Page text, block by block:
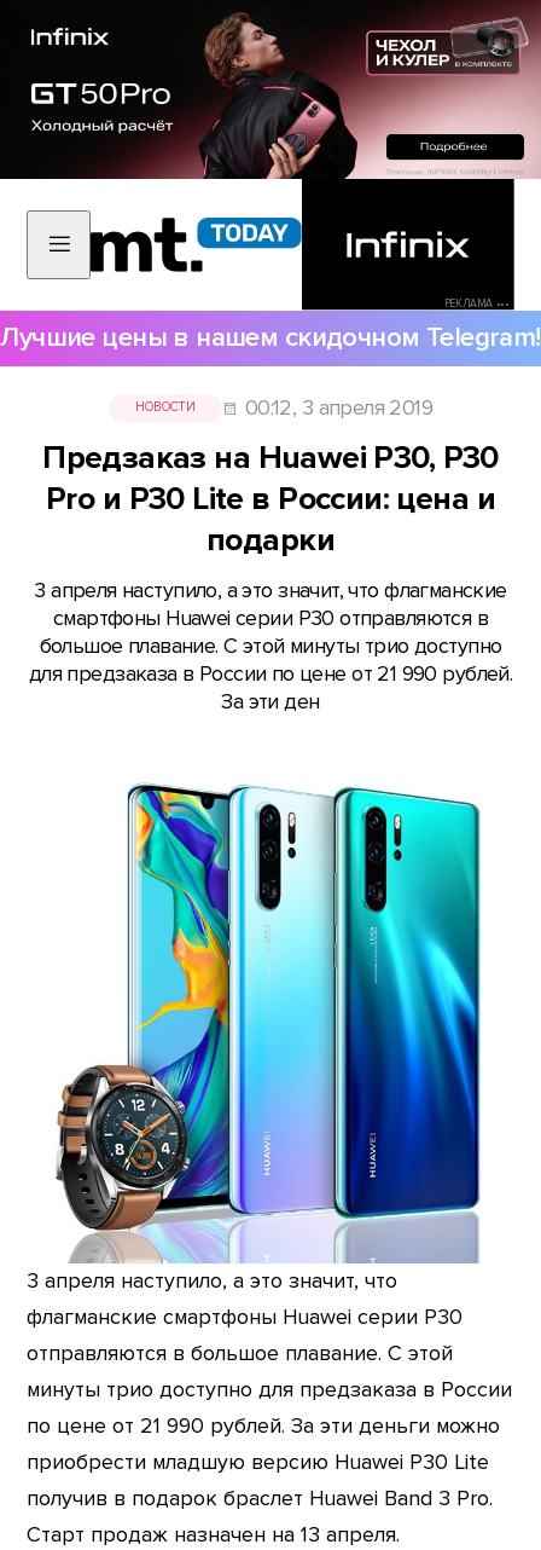
РЕКЛАМА •••
Лучшие цены в нашем скидочном Telegram!
НОВОСТИ 00:12, 3 апреля 2019
Предзаказ на Huawei P30, P30
Pro и P30 Lite в России: цена и
подарки
3 апреля наступило, а это значит, что флагманские
смартфоны Huawei серии Р30 отправляются в
большое плавание. С этой минуты трио доступно
для предзаказа в России по цене от 21 990 рублей.
За эти ден
3 апреля наступило, а это значит, что
флагманские смартфоны Huawei серии Р30
отправляются в большое плавание. С этой
минуты трио доступно для предзаказа в России
по цене от 21 990 рублей. За эти деньги можно
приобрести младшую версию Huawei P30 Lite
получив в подарок браслет Huawei Band 3 Pro.
Старт продаж назначен на 13 апреля.